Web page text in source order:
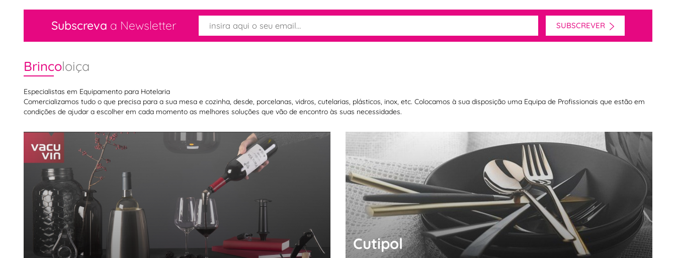
Subscreva a Newsletter SUBSCREVER
Brincoloiça
Especialistas em Equipamento para Hotelaria
Comercializamos tudo o que precisa para a sua mesa e cozinha, desde, porcelanas, vidros, cutelarias, plásticos, inox, etc. Colocamos à sua disposição uma Equipa de Profissionais que estão em
condições de ajudar a escolher em cada momento as melhores soluções que vão de encontro às suas necessidades.
Cutipol